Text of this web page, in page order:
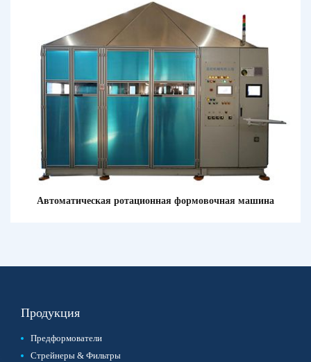
Автоматическая ротационная формовочная машина
Продукция
Предформователи
Стрейнеры & Фильтры